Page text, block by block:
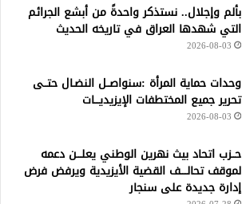
بألم وإجلال.. نستذكر واحدةً من أبشع الجرائم
التي شهدها العراق في تاريخه الحديث
2026-08-03
وحدات حماية المرأة :سنواصــل النضـال حتــى
تحرير جميع المختطفات الإيزيديـــات
2026-08-03
حــزب اتحاد بيث نهرين الوطني يعلـــن دعمه
لموقف تحالــــف القضية الأيزيدية ويرفض فرض
إدارة جديدة على سنجار